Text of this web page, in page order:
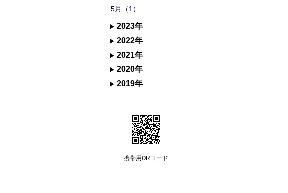
5月（1）
2023年
2022年
2021年
2020年
2019年
携帯用QRコード